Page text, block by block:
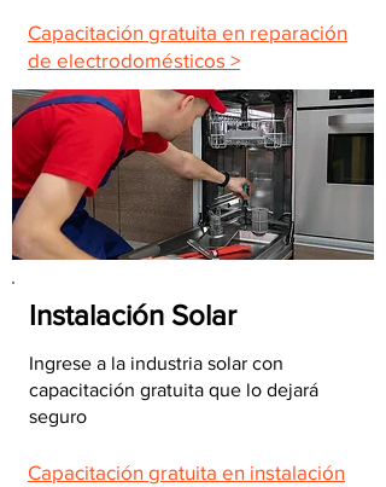
Capacitación gratuita en reparación
de electrodomésticos >
Instalación Solar
Ingrese a la industria solar con
capacitación gratuita que lo dejará
seguro
Capacitación gratuita en instalación